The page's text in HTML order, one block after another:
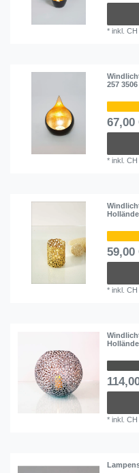
*inkl. CH
257 3506
67,00
*inkl. CH
59,00
*inkl. CH
*inkl. CH